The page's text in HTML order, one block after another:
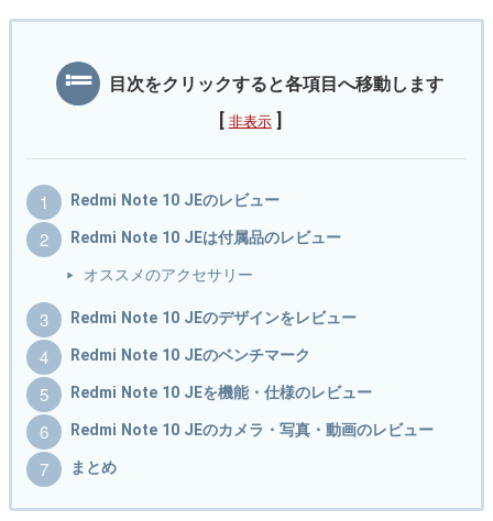
目次をクリックすると各項目へ移動します
非表示
Redmi Note 10 JEのレビュー
Redmi Note 10 JEは付属品のレビュー
オススメのアクセサリー
Redmi Note 10 JEのデザインをレビュー
Redmi Note 10 JEのベンチマーク
Redmi Note 10 JEを機能・仕様のレビュー
Redmi Note 10 JEのカメラ・写真・動画のレビュー
まとめ